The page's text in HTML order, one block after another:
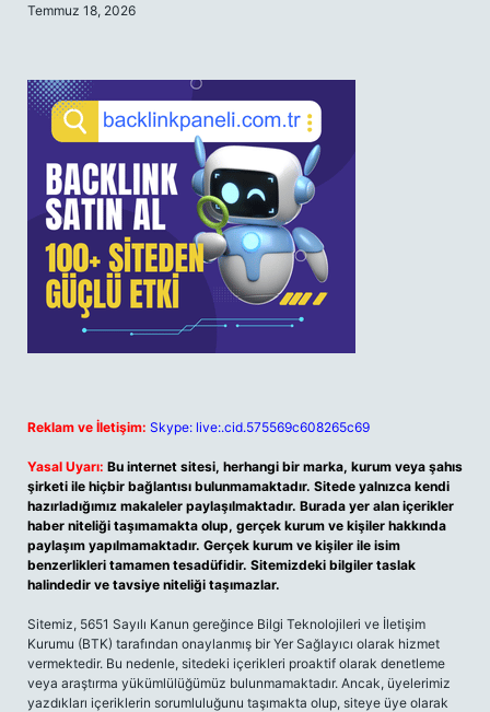
Temmuz 18, 2026
Reklam ve İletişim: Skype: live:.cid.575569c608265c69
Yasal Uyarı: Bu internet sitesi, herhangi bir marka, kurum veya şahıs
şirketi ile hiçbir bağlantısı bulunmamaktadır. Sitede yalnızca kendi
hazırladığımız makaleler paylaşılmaktadır. Burada yer alan içerikler
haber niteliği taşımamakta olup, gerçek kurum ve kişiler hakkında
paylaşım yapılmamaktadır. Gerçek kurum ve kişiler ile isim
benzerlikleri tamamen tesadüfidir. Sitemizdeki bilgiler taslak
halindedir ve tavsiye niteliği taşımazlar.
Sitemiz, 5651 Sayılı Kanun gereğince Bilgi Teknolojileri ve İletişim
Kurumu (BTK) tarafından onaylanmış bir Yer Sağlayıcı olarak hizmet
vermektedir. Bu nedenle, sitedeki içerikleri proaktif olarak denetleme
veya araştırma yükümlülüğümüz bulunmamaktadır. Ancak, üyelerimiz
yazdıkları içeriklerin sorumluluğunu taşımakta olup, siteye üye olarak